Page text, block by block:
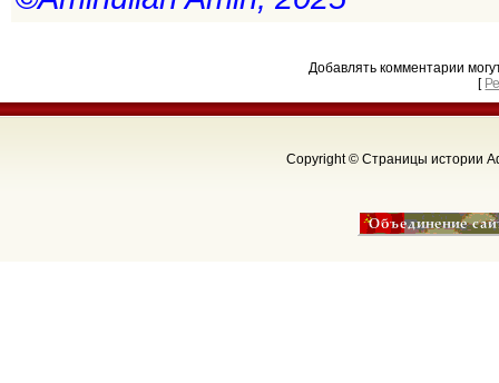
Добавлять комментарии
[
Copyright © Страницы истории